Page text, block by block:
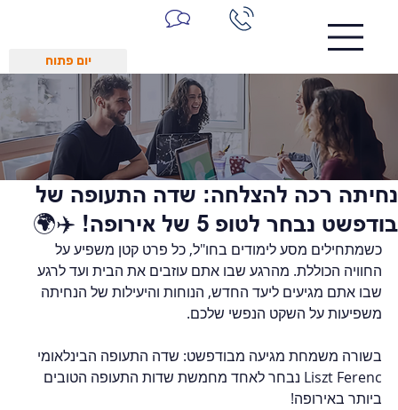
יום פתוח
נחיתה רכה להצלחה: שדה התעופה של
בודפשט נבחר לטופ 5 של אירופה! ✈️🌍
כשמתחילים מסע לימודים בחו"ל, כל פרט קטן משפיע על
החוויה הכוללת. מהרגע שבו אתם עוזבים את הבית ועד לרגע
שבו אתם מגיעים ליעד החדש, הנוחות והיעילות של הנחיתה
משפיעות על השקט הנפשי שלכם.
בשורה משמחת מגיעה מבודפשט: שדה התעופה הבינלאומי
Liszt Ferenc נבחר לאחד מחמשת שדות התעופה הטובים
ביותר באירופה!